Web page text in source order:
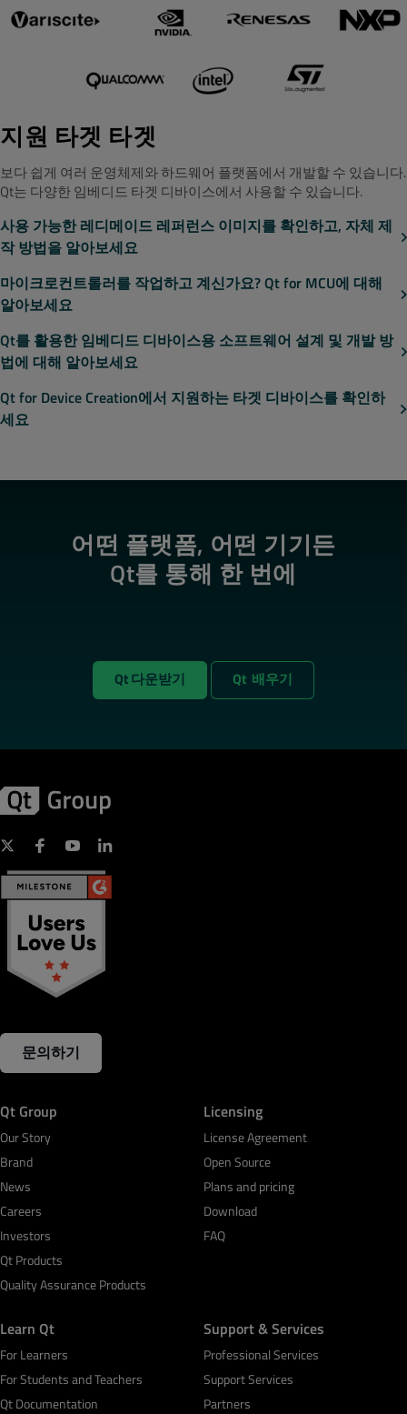
지원 타겟 타겟
보다 쉽게 여러 운영체제와 하드웨어 플랫폼에서 개발할 수 있습니다.
Qt는 다양한 임베디드 타겟 디바이스에서 사용할 수 있습니다.
사용 가능한 레디메이드 레퍼런스 이미지를 확인하고, 자체 제
작 방법을 알아보세요
마이크로컨트롤러를 작업하고 계신가요? Qt for MCU에 대해
알아보세요
Qt를 활용한 임베디드 디바이스용 소프트웨어 설계 및 개발 방
법에 대해 알아보세요
Qt for Device Creation에서 지원하는 타겟 디바이스를 확인하
세요
어떤 플랫폼, 어떤 기기든
Qt를 통해 한 번에
Qt 다운받기 Qt 배우기
문의하기
Qt Group
Our Story
Brand
News
Careers
Investors
Qt Products
Quality Assurance Products
Licensing
License Agreement
Open Source
Plans and pricing
Download
FAQ
Learn Qt
For Learners
For Students and Teachers
Qt Documentation
Support & Services
Professional Services
Support Services
Partners